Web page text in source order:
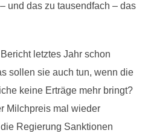
und das zu tausendfach – das
letztes Jahr schon
sollen sie auch tun, wenn die
keine Erträge mehr bringt?
Milchpreis mal wieder
Regierung Sanktionen